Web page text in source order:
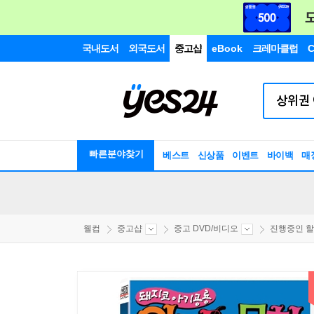
국내도서 외국도서 중고샵 eBook 크레마클럽
빠른분야찾기 베스트 신상품 이벤트 바이백 매
웰컴 중고샵 중고 DVD/비디오 진행중인